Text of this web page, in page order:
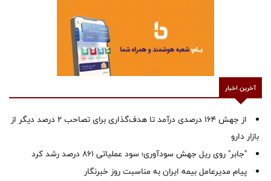
آخرین اخبار
از جهش ۱۶۴ درصدی درآمد تا هدف‌گذاری برای تصاحب ۲ درصد دیگر از
بازار دارو
"جابر" روی ریل جهش سودآوری؛ سود عملیاتی ۸۶۱ درصد رشد کرد
پیام مدیرعامل بیمه ایران به مناسبت روز خبرنگار